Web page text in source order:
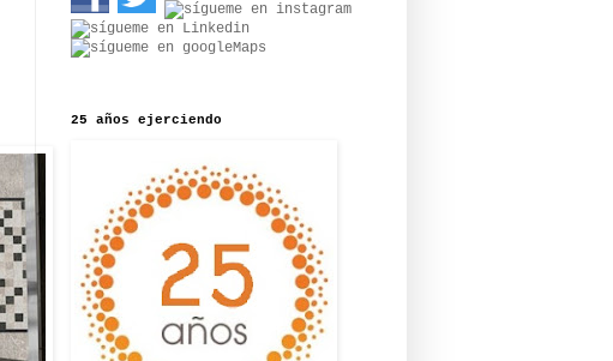
25 años ejerciendo